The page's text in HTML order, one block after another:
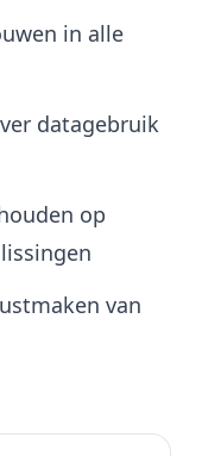
in alle
datagebruik
op
van